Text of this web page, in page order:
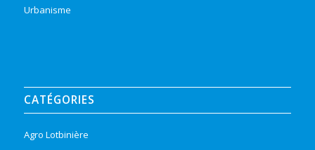
Urbanisme
CATÉGORIES
Agro Lotbinière